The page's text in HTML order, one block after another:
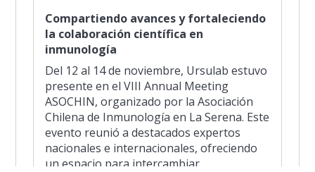
Compartiendo avances y fortaleciendo
la colaboración científica en
inmunología
Del 12 al 14 de noviembre, Ursulab estuvo
presente en el VIII Annual Meeting
ASOCHIN, organizado por la Asociación
Chilena de Inmunología en La Serena. Este
evento reunió a destacados expertos
nacionales e internacionales, ofreciendo
un espacio para intercambiar